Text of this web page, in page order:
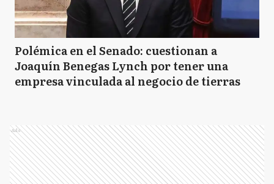
Polémica en el Senado: cuestionan a
Joaquín Benegas Lynch por tener una
empresa vinculada al negocio de tierras
Ads